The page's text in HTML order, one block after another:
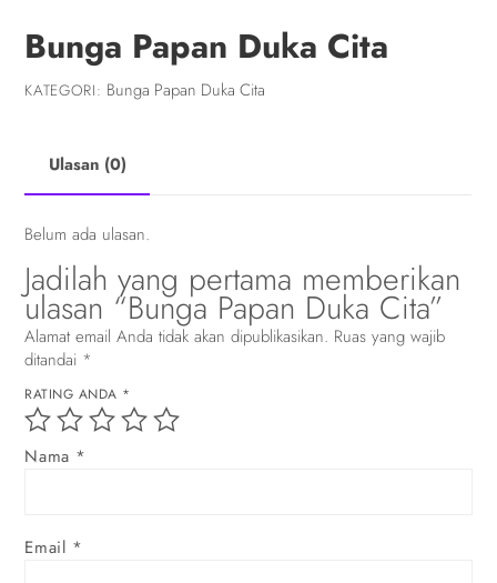
Bunga Papan Duka Cita
KATEGORI: Bunga Papan Duka Cita
Ulasan (0)
Belum ada ulasan.
Jadilah yang pertama memberikan
ulasan “Bunga Papan Duka Cita”
Alamat email Anda tidak akan dipublikasikan. Ruas yang wajib
ditandai *
RATING ANDA *
Nama *
Email *